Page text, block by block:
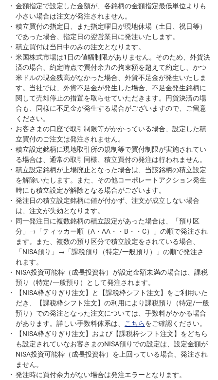
金額指定で設定した金額が、各銘柄の金額指定最低単位よりも
小さい場合は注文が発注されません。
積立買付の指定日、また指定曜日が現地休場（土日、祝日等）
であった場合、指定日の翌営業日に発注いたします。
積立買付は当日中のみの注文となります。
米国株式市場は1日の値幅制限がありません。そのため、外貨決
済の場合、約定時点で買付余力の拘束額を超えて約定し、かつ
米ドルの現金残高がなかった場合、外貨不足金が発生いたしま
す。当社では、外貨不足金が発生した場合、不足金発生銘柄に
関して売却停止の措置を取らせていただきます。円貨決済の場
合も、同様に不足金が発生する場合がございますので、ご留意
ください。
お客さまの口座で取引制限等がかかっている場合、設定した積
立買付のご注文は発注されません。
積立設定銘柄に現地取引所の規制等で買付制限が実施されてい
る場合は、通常の取引同様、積立買付の発注は行われません。
積立設定銘柄が上場廃止となった場合は、当該銘柄の積立設定
を解除いたします。また、その他コーポレートアクション発生
時にも積立設定が解除となる場合がございます。
発注日の積立設定銘柄に値が付かず、注文が成立しない場合
は、注文が失効となります。
同一発注日に複数銘柄の積立設定があった場合は、「預り区
分」→「ティッカー順（A・AA・・B・・C）」の順で発注され
ます。また、複数の預り区分で積立設定をされている場合、
「NISA預り」→「課税預り（特定/一般預り）」の順で発注さ
れます。
NISA投資可能枠（成長投資枠）が設定金額未満の場合は、課税
預り（特定/一般預り）として発注されます。
【NISA枠ぎりぎり注文】と【課税枠シフト注文】をご利用いた
だき、【課税枠シフト注文】の利用により課税預り（特定/一般
預り）での発注となった注文については、手数料がかかる場合
があります。詳しい手数料体系は、 こちらをご確認ください。
【NISA枠ぎりぎり注文】および【課税枠シフト注文】をどちら
も設定されていなお客さまのNISA預りでの設定は、設定金額が
NISA投資可能枠（成長投資枠）を上回っている場合、発注され
ません。
発注時に買付余力がない場合は発注エラーとなります。